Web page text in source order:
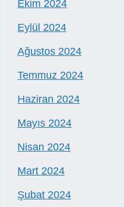
Ekim 2024
Eylül 2024
Ağustos 2024
Temmuz 2024
Haziran 2024
Mayıs 2024
Nisan 2024
Mart 2024
Şubat 2024